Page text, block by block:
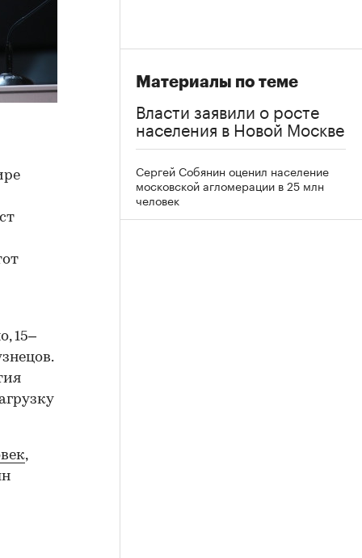
15–
,
Материалы по теме
Власти заявили о росте
населения в Новой Москве
Сергей Собянин оценил население
московской агломерации в 25 млн
человек